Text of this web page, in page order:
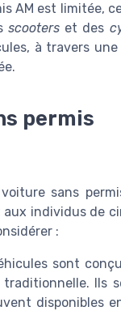
AM est limitée,
scooters et des
à travers une
permis
sans
individus de
:
sont
Ils
disponibles